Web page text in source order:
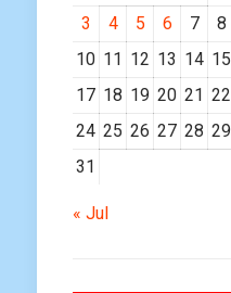
3
4 5 6 7 8
10 11 12 13 14 15
17 18 19 20 21 22
24 25 26 27 28 29
31
« Jul